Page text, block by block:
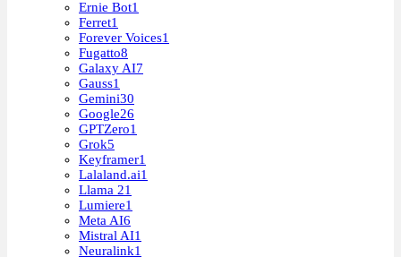
Ernie Bot1
Ferret1
Forever Voices1
Fugatto8
Galaxy AI7
Gauss1
Gemini30
Google26
GPTZero1
Grok5
Keyframer1
Lalaland.ai1
Llama 21
Lumiere1
Meta AI6
Mistral AI1
Neuralink1